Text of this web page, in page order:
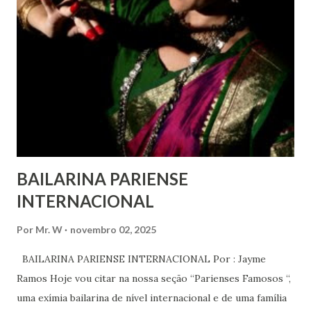
e de expressão, de reunião pacífica e de associação, e de
participar no governo (artigos 19, 20 e 21 da Declaração
Universal dos Direitos Humanos ) – têm estado no centro
das mudanças históricas no mundo árabe nos últimos dois
anos, em que milhões foram às ruas para exigir mudanças.
Em outras partes do mundo, os “99%” fizeram suas vozes
serem ouvidas através ...
BAILARINA PARIENSE
INTERNACIONAL
Por Mr. W novembro 02, 2025
BAILARINA PARIENSE INTERNACIONAL Por : Jayme
Ramos Hoje vou citar na nossa seção “Parienses Famosos “,
uma exímia bailarina de nível internacional e de uma família